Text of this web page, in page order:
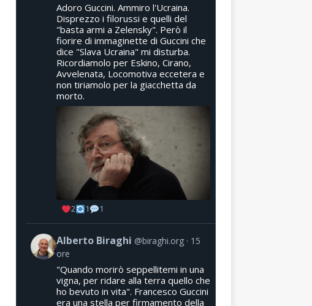
Adoro Guccini. Ammiro l'Ucraina.
Disprezzo i filorussi e quelli del
"basta armi a Zelensky". Però il
fiorire di immaginette di Guccini che
dice "Slava Ucraina" mi disturba.
Ricordiamolo per Eskino, Cirano,
Avvelenata, Locomotiva eccetera e
non tiriamolo per la giacchetta da
morto.
2 1 1
Alberto Biraghi @biraghi.org
15
ore
"Quando morirò seppellitemi in una
vigna, per ridare alla terra quello che
ho bevuto in vita". Francesco Guccini
era una stella per firmamento della